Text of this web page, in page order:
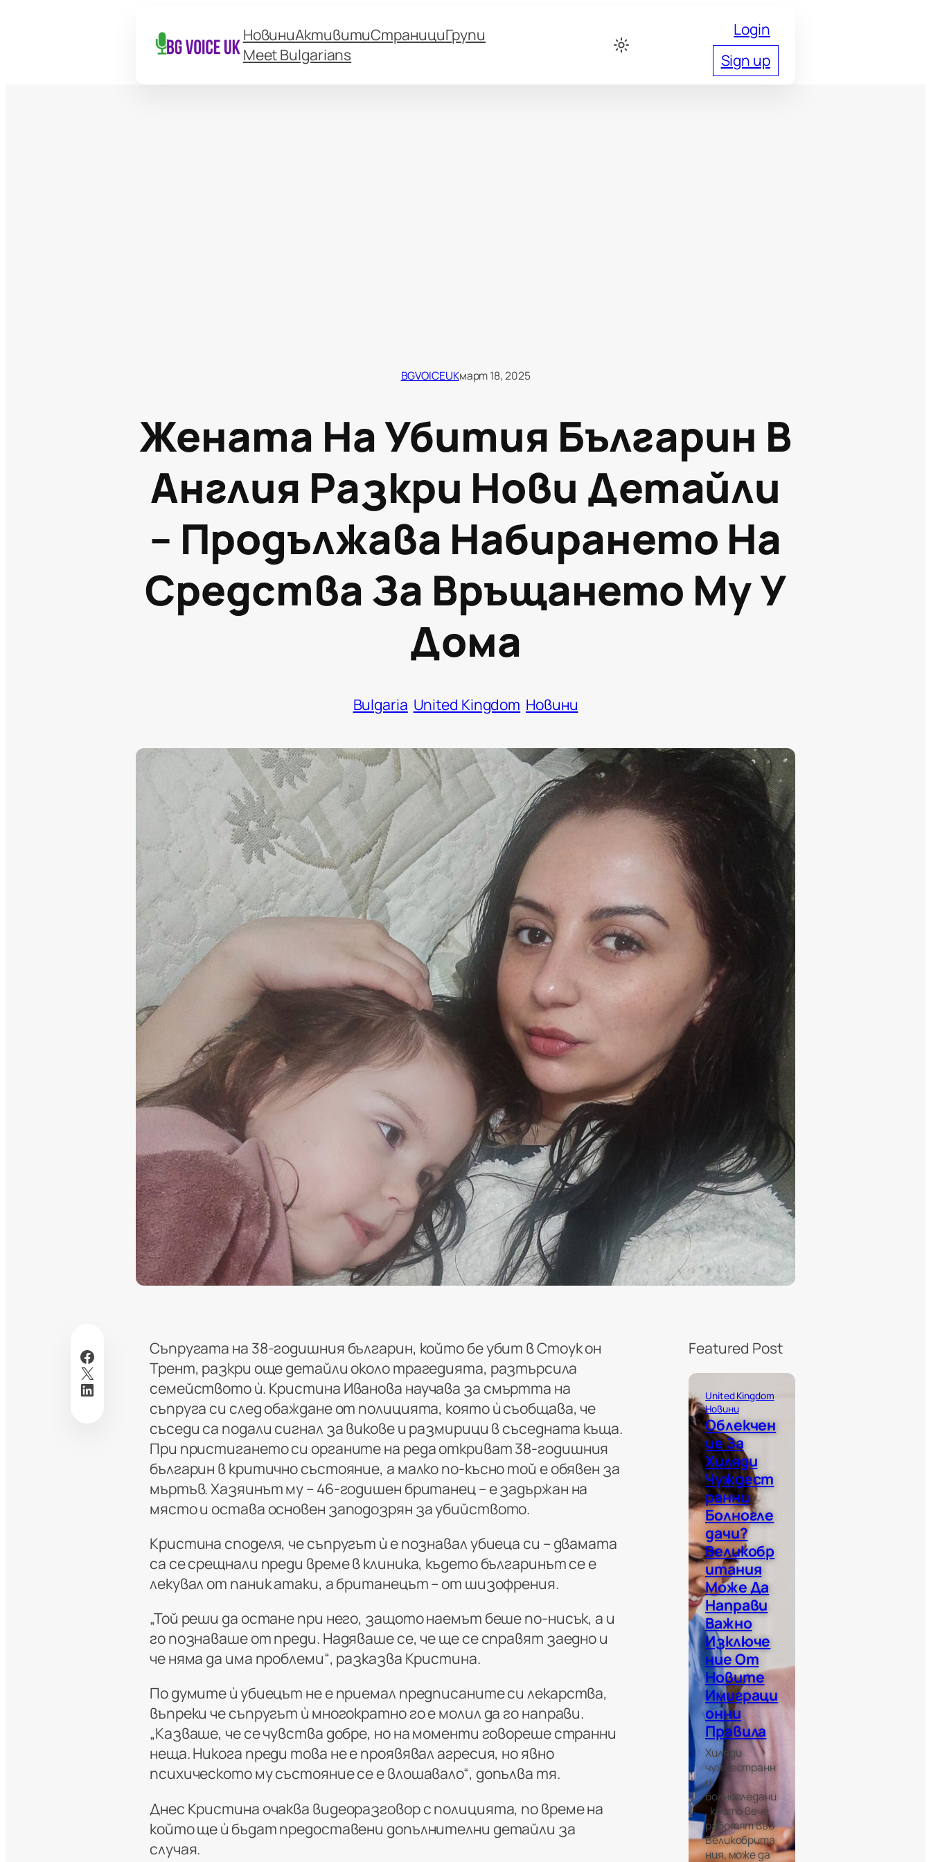
НовиниАктивитиСтранициГрупи
Meet Bulgarians
Login
Sign up
BGVOICEUKмарт 18, 2025
Жената На Убития Българин В
Англия Разкри Нови Детайли
– Продължава Набирането На
Средства За Връщането Му У
Дома
Bulgaria United Kingdom Новини
Facebook
X
LinkedIn
Съпругата на 38-годишния българин, който бе убит в Стоук он
Трент, разкри още детайли около трагедията, разтърсила
семейството ѝ. Кристина Иванова научава за смъртта на
съпруга си след обаждане от полицията, която ѝ съобщава, че
съседи са подали сигнал за викове и размирици в съседната къща.
При пристигането си органите на реда откриват 38-годишния
българин в критично състояние, а малко по-късно той е обявен за
мъртъв. Хазяинът му – 46-годишен британец – е задържан на
място и остава основен заподозрян за убийството.
Кристина споделя, че съпругът ѝ е познавал убиеца си – двамата
са се срещнали преди време в клиника, където българинът се е
лекувал от паник атаки, а британецът – от шизофрения.
„Той реши да остане при него, защото наемът беше по-нисък, а и
го познаваше от преди. Надяваше се, че ще се справят заедно и
че няма да има проблеми“, разказва Кристина.
По думите ѝ убиецът не е приемал предписаните си лекарства,
въпреки че съпругът ѝ многократно го е молил да го направи.
„Казваше, че се чувства добре, но на моменти говореше странни
неща. Никога преди това не е проявявал агресия, но явно
психическото му състояние се е влошавало“, допълва тя.
Днес Кристина очаква видеоразговор с полицията, по време на
който ще ѝ бъдат предоставени допълнителни детайли за
случая.
Featured Post
United Kingdom
Новини
Облекчен
Ие За
Хиляди
Чуждест
Ранни
Болногле
Дачи?
Великобр
Итания
Може Да
Направи
Важно
Изключе
Ние От
Новите
Имиграци
Онни
Правила
Хиляди
чуждестранн
и
болногледачи
, които вече
работят във
Великобрита
ния, може да